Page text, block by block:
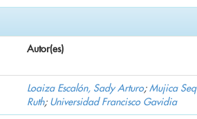
Autor(es)
Loaiza Escalón, Sady Arturo;Mujica
Ruth; Universidad Francisco Gavidia